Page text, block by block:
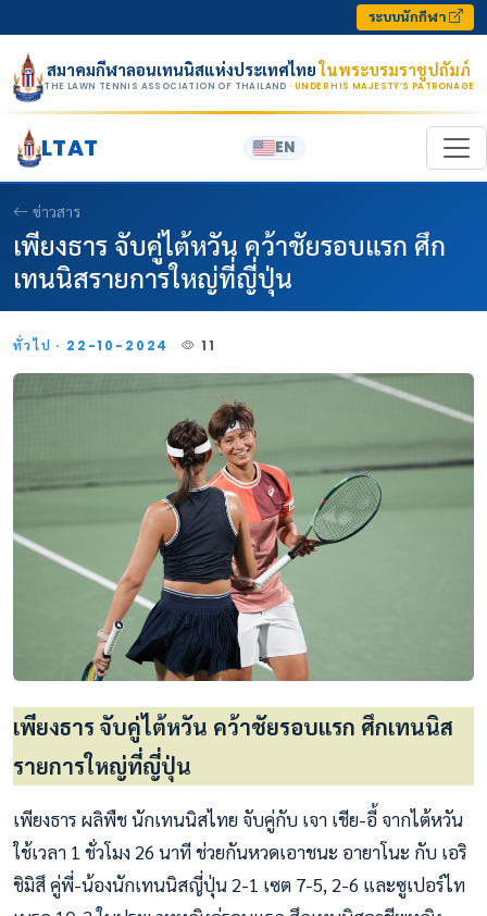
ระบบนักกีฬา
สมาคมกีฬาลอนเทนนิสแห่งประเทศไทยในพระบรมราชูปถัมภ์
THE LAWN TENNIS ASSOCIATION OF THAILAND · UNDER HIS MAJESTY’S PATRONAGE
LTAT EN
ข่าวสาร
เพียงธาร จับคู่ไต้หวัน คว้าชัยรอบแรก ศึก
เทนนิสรายการใหญ่ที่ญี่ปุ่น
ทั่วไป · 22-10-2024 11
เพียงธาร จับคู่ไต้หวัน คว้าชัยรอบแรก ศึกเทนนิส
รายการใหญ่ที่ญี่ปุ่น
เพียงธาร ผลิพืช นักเทนนิสไทย จับคู่กับ เจา เชีย-อี้ จากไต้หวัน
ใช้เวลา 1 ชั่วโมง 26 นาที ช่วยกันหวดเอาชนะ อายาโนะ กับ เอริ
ชิมิสึ คู่พี่-น้องนักเทนนิสญี่ปุ่น 2-1 เซต 7-5, 2-6 และซูเปอร์ไท